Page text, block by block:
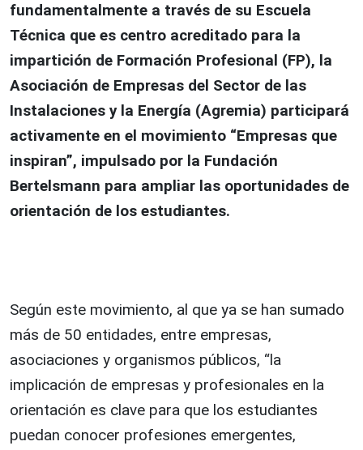
fundamentalmente a través de su Escuela
Técnica que es centro acreditado para la
impartición de Formación Profesional (FP), la
Asociación de Empresas del Sector de las
Instalaciones y la Energía (Agremia) participará
activamente en el movimiento “Empresas que
inspiran”, impulsado por la Fundación
Bertelsmann para ampliar las oportunidades de
orientación de los estudiantes.
Según este movimiento, al que ya se han sumado
más de 50 entidades, entre empresas,
asociaciones y organismos públicos, “la
implicación de empresas y profesionales en la
orientación es clave para que los estudiantes
puedan conocer profesiones emergentes,